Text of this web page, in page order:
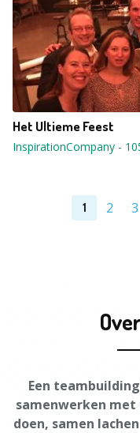
Het Ultieme Feest
InspirationCompany -
1 2 3
Een
samenwerken met
doen, samen